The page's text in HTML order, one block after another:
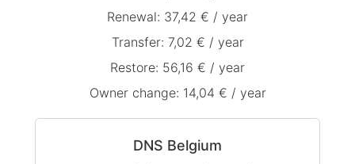
Renewal: 37,42 € / year
Transfer: 7,02 € / year
Restore: 56,16 € / year
Owner change: 14,04 € / year
DNS Belgium